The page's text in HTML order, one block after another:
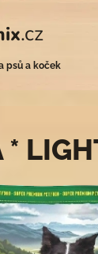
.cz
psů a koček
*